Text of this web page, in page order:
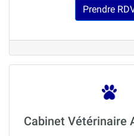
Prendre
Cabinet Vétérinaire